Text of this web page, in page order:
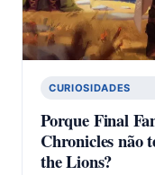
CURIOSIDADES
Porque Final
Chronicles não
the Lions?